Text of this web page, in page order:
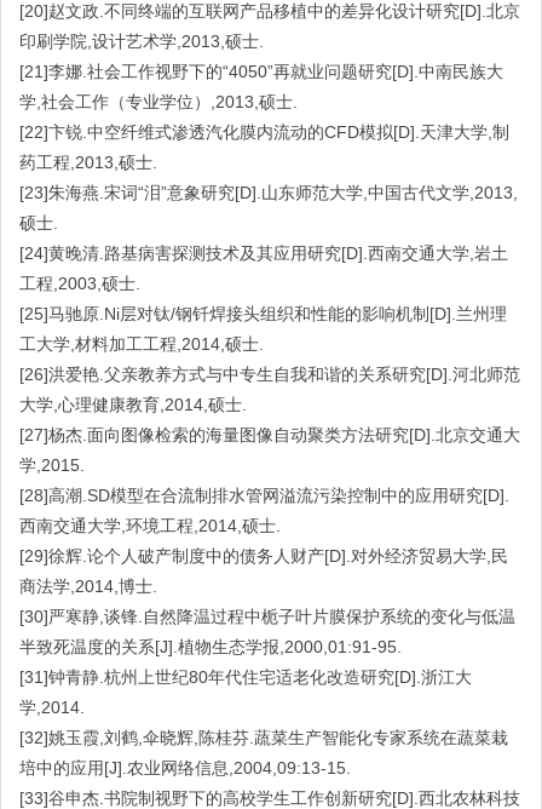
[20]赵文政.不同终端的互联网产品移植中的差异化设计研究[D].北京
印刷学院,设计艺术学,2013,硕士.
[21]李娜.社会工作视野下的“4050”再就业问题研究[D].中南民族大
学,社会工作（专业学位）,2013,硕士.
[22]卞锐.中空纤维式渗透汽化膜内流动的CFD模拟[D].天津大学,制
药工程,2013,硕士.
[23]朱海燕.宋词“泪”意象研究[D].山东师范大学,中国古代文学,2013,
硕士.
[24]黄晚清.路基病害探测技术及其应用研究[D].西南交通大学,岩土
工程,2003,硕士.
[25]马驰原.Ni层对钛/钢钎焊接头组织和性能的影响机制[D].兰州理
工大学,材料加工工程,2014,硕士.
[26]洪爱艳.父亲教养方式与中专生自我和谐的关系研究[D].河北师范
大学,心理健康教育,2014,硕士.
[27]杨杰.面向图像检索的海量图像自动聚类方法研究[D].北京交通大
学,2015.
[28]高潮.SD模型在合流制排水管网溢流污染控制中的应用研究[D].
西南交通大学,环境工程,2014,硕士.
[29]徐辉.论个人破产制度中的债务人财产[D].对外经济贸易大学,民
商法学,2014,博士.
[30]严寒静,谈锋.自然降温过程中栀子叶片膜保护系统的变化与低温
半致死温度的关系[J].植物生态学报,2000,01:91-95.
[31]钟青静.杭州上世纪80年代住宅适老化改造研究[D].浙江大
学,2014.
[32]姚玉霞,刘鹤,伞晓辉,陈桂芬.蔬菜生产智能化专家系统在蔬菜栽
培中的应用[J].农业网络信息,2004,09:13-15.
[33]谷申杰.书院制视野下的高校学生工作创新研究[D].西北农林科技